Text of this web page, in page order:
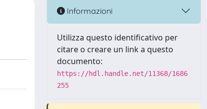
Informazioni
Utilizza questo identificativo per
citare o creare un link a questo
documento:
https://hdl.handle.net/11368/1686
255